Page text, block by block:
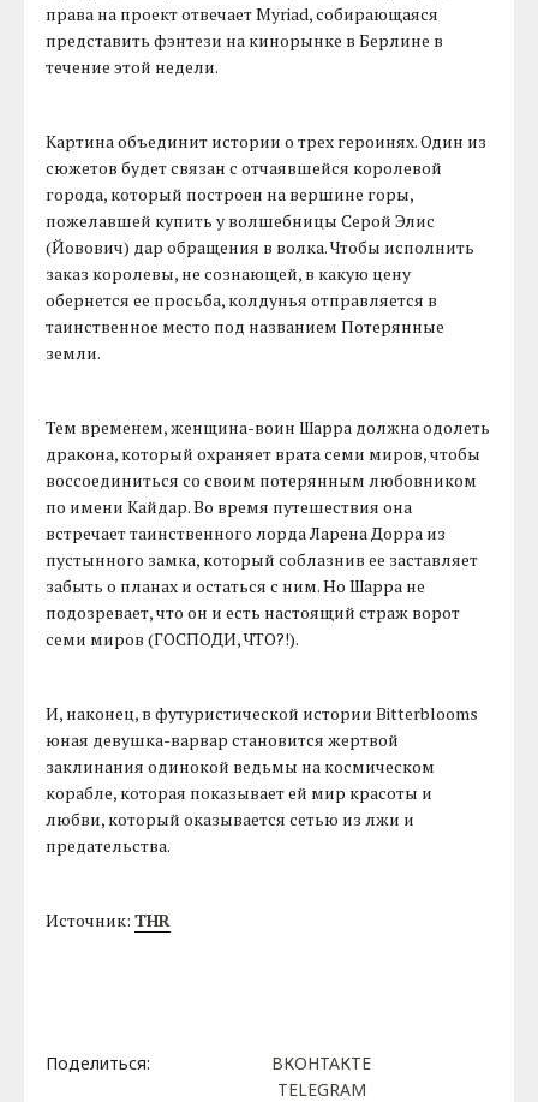
права на проект отвечает Myriad, собирающаяся
представить фэнтези на кинорынке в Берлине в
течение этой недели.
Картина объединит истории о трех героинях. Один из
сюжетов будет связан с отчаявшейся королевой
города, который построен на вершине горы,
пожелавшей купить у волшебницы Серой Элис
(Йовович) дар обращения в волка. Чтобы исполнить
заказ королевы, не сознающей, в какую цену
обернется ее просьба, колдунья отправляется в
таинственное место под названием Потерянные
земли.
Тем временем, женщина-воин Шарра должна одолеть
дракона, который охраняет врата семи миров, чтобы
воссоединиться со своим потерянным любовником
по имени Кайдар. Во время путешествия она
встречает таинственного лорда Ларена Дорра из
пустынного замка, который соблазнив ее заставляет
забыть о планах и остаться с ним. Но Шарра не
подозревает, что он и есть настоящий страж ворот
семи миров (ГОСПОДИ, ЧТО?!).
И, наконец, в футуристической истории Bitterblooms
юная девушка-варвар становится жертвой
заклинания одинокой ведьмы на космическом
корабле, которая показывает ей мир красоты и
любви, который оказывается сетью из лжи и
предательства.
Источник:THR
Поделиться:
ВКОНТАКТЕ
TELEGRAM